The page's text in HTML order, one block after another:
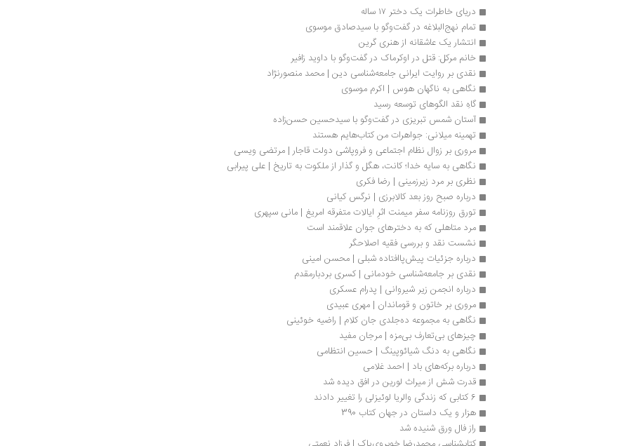
دریای خاطرات یک دختر ۱۷ ساله
تمام نهج‌البلاغه در گفت‌وگو با سیدصادق موسوی
انتشار یک عاشقانه از هنری گرین
خانم مرکل: قتل در اوکرماک در گفت‌وگو با داوید زافیر
نقدی بر روایت ایرانی جامعه‌شناسی دین | محمد منصورنژاد
نگاهی به ناگهان هوس | اکرم موسوی
گاهِ نقد الگوهای توسعه رسید
آستان شمس تبریزی در گفت‌وگو با سیدحسین حسن‌زاده
تهمینه میلانی: جواهرات من کتاب‌هایم هستند
مروری بر زوال نظام اجتماعی و فروپاشی دولت قاجار | مرتضی ویسی
نگاهی به سایه خدا؛ کانت، هگل و گذار از ملکوت به تاریخ | علی پیرابی
نظری بر مرد زیرزمینی | رضا فکری
درباره صبح روز بعد کالابرزی | نرگس کیانی
تورق روزنامه سفر میمنت اثرِ ایالات متفرقه امریغ | مانی سپهری
مرد متاهلی که به دخترهای جوان علاقمند است
نشست نقد و بررسی فقیه اصلاحگر
درباره جزئیات پیش‌پاافتاده شبلی | محسن امینی
نقدی بر جامعه‌شناسی خودمانی | کسری بردبارمقدم
درباره انجمن زیر شیروانی | پدرام عسکری
مروری بر خاتون و قوماندان | مهری عبیدی
نگاهی به مجموعه ده‌جلدی جان کلام | راضیه خوئینی
چیزهای بی‌تعارف بی‌مزه | مرجان مفید
نگاهی به دنگ شیائوپینگ | حسین انتظامی
درباره برکه‌های باد | احمد غلامی
قدرت شش از میراث لورین در افق دیده شد
6 کتابی که زندگی والریا لوئیزلی را تغییر دادند
هزار و یک داستان در جهان کتاب 390
راز فال ورق شنیده شد